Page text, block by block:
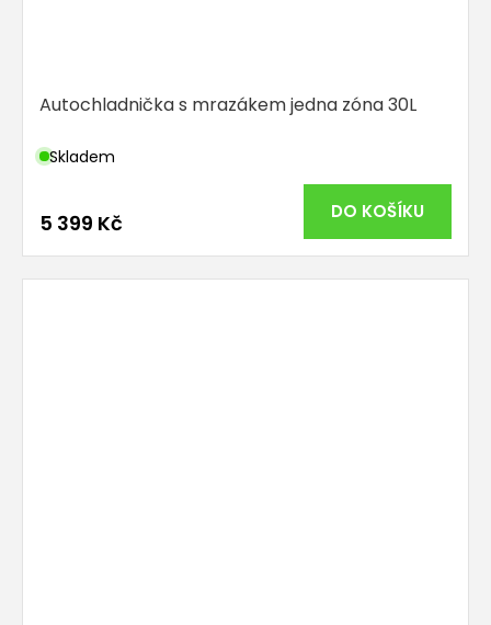
Autochladnička s mrazákem jedna zóna 30L
Skladem
5 399 Kč DO KOŠÍKU